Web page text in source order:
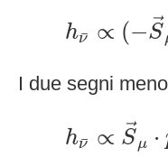
h¯
ν ∝ (− →
S
(− S
I due segni
h¯
ν ∝ →
Sμ ⋅
S→